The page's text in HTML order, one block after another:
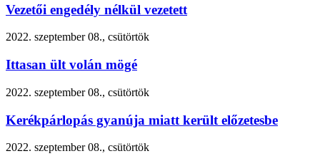
Vezetői engedély nélkül vezetett
2022. szeptember 08., csütörtök
Ittasan ült volán mögé
2022. szeptember 08., csütörtök
Kerékpárlopás gyanúja miatt került előzetesbe
2022. szeptember 08., csütörtök